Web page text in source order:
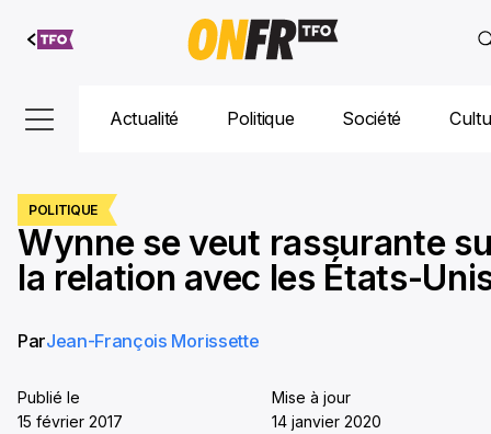
Aller au
contenu
Actualité Politique Société
POLITIQUE
Wynne se veut rassurante
la relation avec les États-
ParJean-François Morissette
Publié le
15 février 2017
Mise à jour
14 janvier 2020